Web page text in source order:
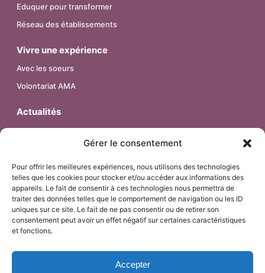
Gérer le consentement
Pour offrir les meilleures expériences, nous utilisons des technologies
telles que les cookies pour stocker et/ou accéder aux informations des
appareils. Le fait de consentir à ces technologies nous permettra de
traiter des données telles que le comportement de navigation ou les ID
uniques sur ce site. Le fait de ne pas consentir ou de retirer son
consentement peut avoir un effet négatif sur certaines caractéristiques
et fonctions.
Accepter
Eduquer pour transformer
Réseau des établissements
Vivre une expérience
Avec les soeurs
Volontariat AMA
Actualités
© 2026 – Religieuses de l’Assomption – Province de France.
Tous droits réservés.
Politique de confidentialité & Cookies